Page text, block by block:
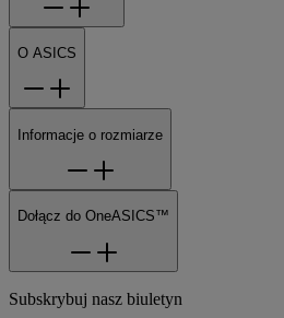
O ASICS
Informacje o rozmiarze
Dołącz do OneASICS™
Subskrybuj nasz biuletyn